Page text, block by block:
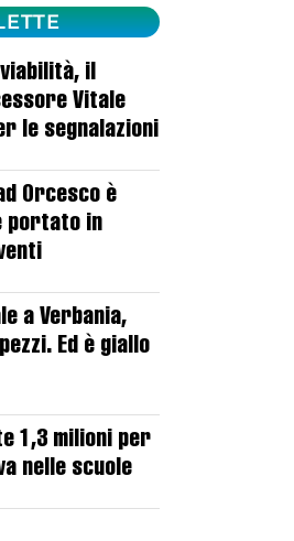
il
Vitale
le segnalazioni
Orcesco è
portato in
a Verbania,
Ed è giallo
1,3 milioni per
nelle scuole